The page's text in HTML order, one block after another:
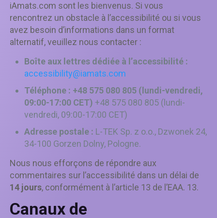
iAmats.com sont les bienvenus. Si vous
rencontrez un obstacle à l’accessibilité ou si vous
avez besoin d’informations dans un format
alternatif, veuillez nous contacter :
Boîte aux lettres dédiée à l’accessibilité :
accessibility@iamats.com
Téléphone : +48 575 080 805 (lundi-vendredi,
09:00-17:00 CET) +48 575 080 805 (lundi-
vendredi, 09:00-17:00 CET)
Adresse postale : L-TEK Sp. z o.o., Dzwonek 24,
34-100 Gorzen Dolny, Pologne.
Nous nous efforçons de répondre aux
commentaires sur l’accessibilité dans un délai de
14 jours, conformément à l’article 13 de l’EAA. 13.
Canaux de